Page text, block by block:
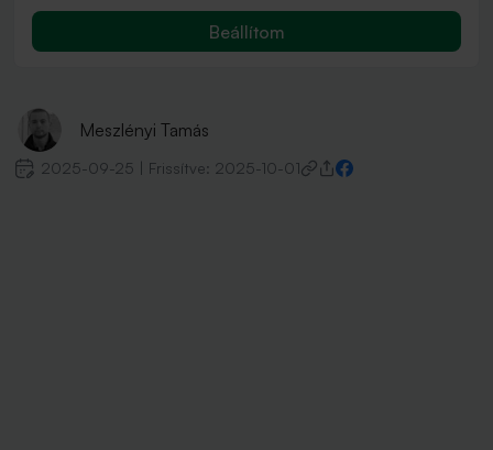
Beállítom
Meszlényi Tamás
2025-09-25 Frissítve: 2025-10-01